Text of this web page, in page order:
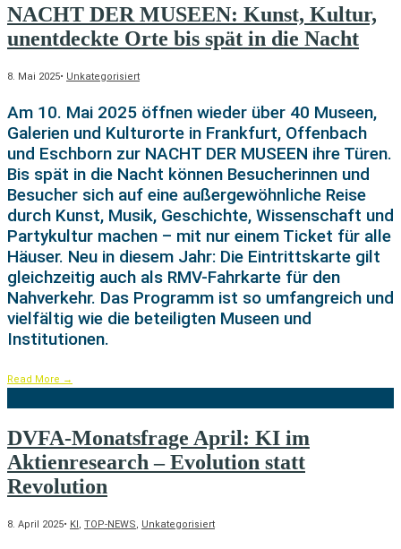
NACHT DER MUSEEN: Kunst, Kultur,
unentdeckte Orte bis spät in die Nacht
8. Mai 2025• Unkategorisiert
Am 10. Mai 2025 öffnen wieder über 40 Museen,
Galerien und Kulturorte in Frankfurt, Offenbach
und Eschborn zur NACHT DER MUSEEN ihre Türen.
Bis spät in die Nacht können Besucherinnen und
Besucher sich auf eine außergewöhnliche Reise
durch Kunst, Musik, Geschichte, Wissenschaft und
Partykultur machen – mit nur einem Ticket für alle
Häuser. Neu in diesem Jahr: Die Eintrittskarte gilt
gleichzeitig auch als RMV-Fahrkarte für den
Nahverkehr. Das Programm ist so umfangreich und
vielfältig wie die beteiligten Museen und
Institutionen.
Read More →
DVFA-Monatsfrage April: KI im
Aktienresearch – Evolution statt
Revolution
8. April 2025• KI , TOP-NEWS, Unkategorisiert